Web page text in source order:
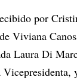
por
Viviana
Laura Di